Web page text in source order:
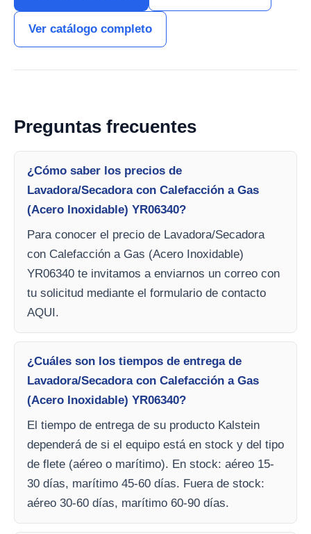
Ver catálogo completo
Preguntas frecuentes
¿Cómo saber los precios de
Lavadora/Secadora con Calefacción a Gas
(Acero Inoxidable) YR06340?
Para conocer el precio de Lavadora/Secadora
con Calefacción a Gas (Acero Inoxidable)
YR06340 te invitamos a enviarnos un correo con
tu solicitud mediante el formulario de contacto
AQUI.
¿Cuáles son los tiempos de entrega de
Lavadora/Secadora con Calefacción a Gas
(Acero Inoxidable) YR06340?
El tiempo de entrega de su producto Kalstein
dependerá de si el equipo está en stock y del tipo
de flete (aéreo o marítimo). En stock: aéreo 15-
30 días, marítimo 45-60 días. Fuera de stock:
aéreo 30-60 días, marítimo 60-90 días.